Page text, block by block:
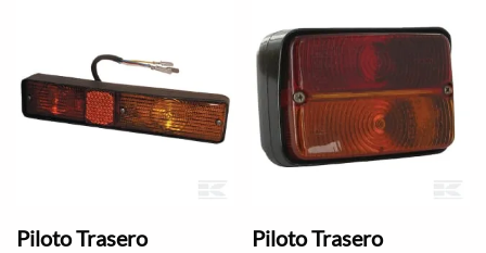
Piloto Trasero Piloto Trasero